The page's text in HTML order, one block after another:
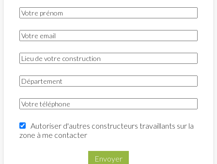
Autoriser d'autres constructeurs travaillants sur la
zone à me contacter
Envoyer